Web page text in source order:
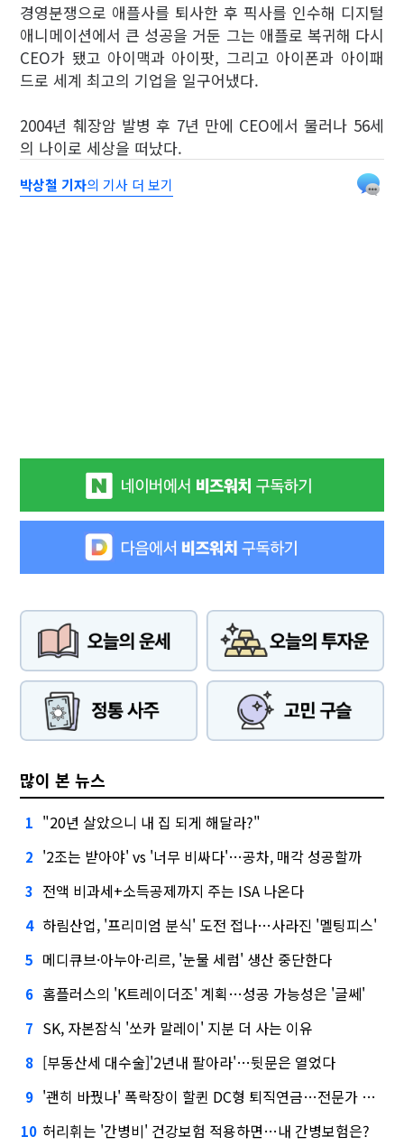
경영분쟁으로 애플사를 퇴사한 후 픽사를 인수해 디지털
애니메이션에서 큰 성공을 거둔 그는 애플로 복귀해 다시
CEO가 됐고 아이맥과 아이팟, 그리고 아이폰과 아이패
드로 세계 최고의 기업을 일구어냈다.
2004년 췌장암 발병 후 7년 만에 CEO에서 물러나 56세
의 나이로 세상을 떠났다.
박상철 기자의 기사 더 보기
많이 본 뉴스
1 "20년 살았으니 내 집 되게 해달라?"
2 '2조는 받아야' vs '너무 비싸다'…공차, 매각 성공할까
3 전액 비과세+소득공제까지 주는 ISA 나온다
4 하림산업, '프리미엄 분식' 도전 접나…사라진 '멜팅피스'
5 메디큐브·아누아·리르, '눈물 세럼' 생산 중단한다
6 홈플러스의 'K트레이더조' 계획…성공 가능성은 '글쎄'
7 SK, 자본잠식 '쏘카 말레이' 지분 더 사는 이유
8 [부동산세 대수술]'2년내 팔아라'…뒷문은 열었다
9 '괜히 바꿨나' 폭락장이 할퀸 DC형 퇴직연금…전문가 조언은
10 허리휘는 '간병비' 건강보험 적용하면…내 간병보험은?